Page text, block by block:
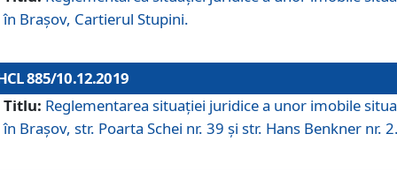
în Braşov, Cartierul Stupini.
885/10.12.2019
Titlu: Reglementarea situației juridice a unor imobile
în Brașov, str. Poarta Schei nr. 39 și str. Hans Benkner nr.